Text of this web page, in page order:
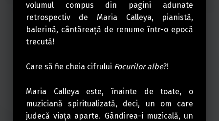
volumul compus din pagini adunate
retrospectiv de Maria Calleya, pianistă,
balerină, cântăreață de renume într-o epocă
trecută!
Care să fie cheia cifrului Focurilor albe?!
Maria Calleya este, înainte de toate, o
muziciană spiritualizată, deci, un om care
judecă viaţa aparte. Gândirea-i muzicală, un